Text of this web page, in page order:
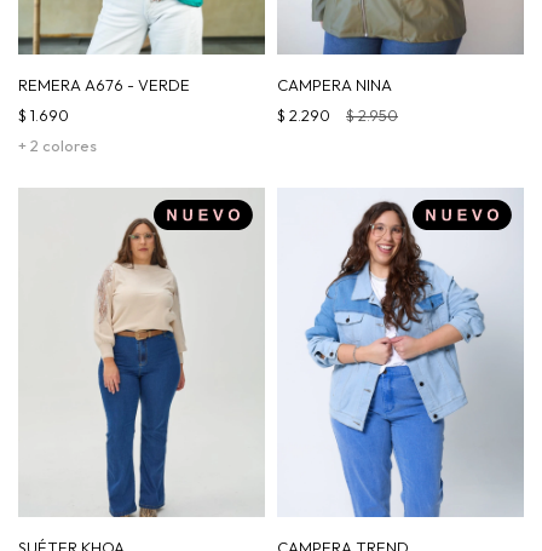
REMERA A676 - VERDE
+ 2 colores
$ 1.690
CAMPERA NINA
$ 2.290 $2.950